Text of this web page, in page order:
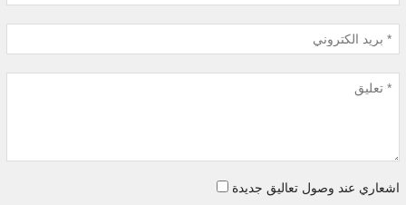
اشعاري عند وصول تعاليق جديدة